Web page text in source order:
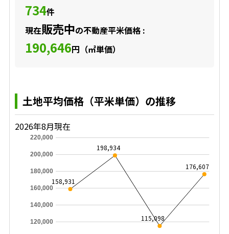
734件
現在販売中の不動産平米価格 :
190,646円（㎡単価）
土地平均価格（平米単価）の推移
2026年8月現在
120,000
140,000
160,000
180,000
200,000
220,000
158,931
198,934
115,098
176,607